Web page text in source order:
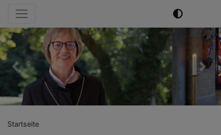
Hauptnavigation
Previous Next
Startseite